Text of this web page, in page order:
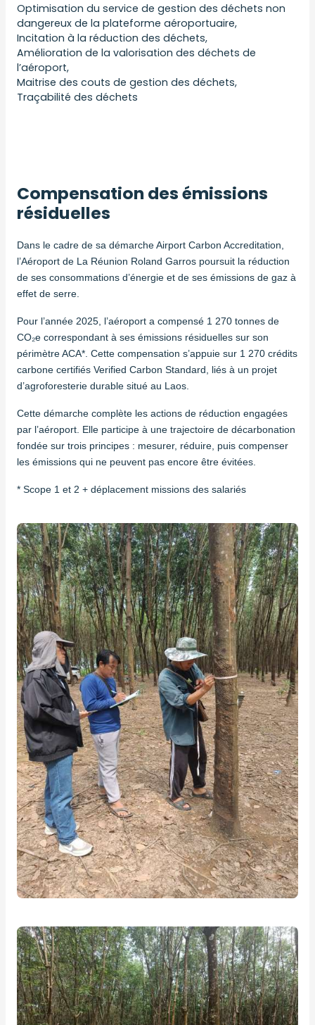
Optimisation du service de gestion des déchets non
dangereux de la plateforme aéroportuaire,
Incitation à la réduction des déchets,
Amélioration de la valorisation des déchets de
l’aéroport,
Maitrise des couts de gestion des déchets,
Traçabilité des déchets
Compensation des émissions
résiduelles
Dans le cadre de sa démarche Airport Carbon Accreditation,
l’Aéroport de La Réunion Roland Garros poursuit la réduction
de ses consommations d’énergie et de ses émissions de gaz à
effet de serre.
Pour l’année 2025, l’aéroport a compensé 1 270 tonnes de
CO₂e correspondant à ses émissions résiduelles sur son
périmètre ACA*. Cette compensation s’appuie sur 1 270 crédits
carbone certifiés Verified Carbon Standard, liés à un projet
d’agroforesterie durable situé au Laos.
Cette démarche complète les actions de réduction engagées
par l’aéroport. Elle participe à une trajectoire de décarbonation
fondée sur trois principes : mesurer, réduire, puis compenser
les émissions qui ne peuvent pas encore être évitées.
* ‎Scope 1 et 2 + déplacement missions des salariés